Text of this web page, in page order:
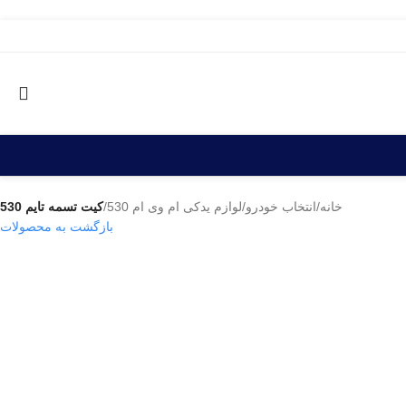
خانه/انتخاب خودرو/لوازم یدکی ام وی ام 530 /کیت تسمه تایم 530
بازگشت به محصولات